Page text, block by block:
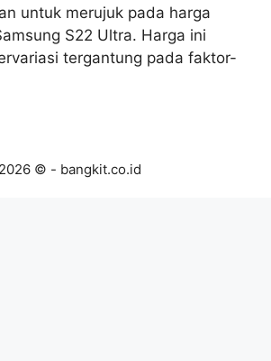
untuk merujuk pada harga
S22 Ultra. Harga ini
tergantung pada faktor-
2026 © - bangkit.co.id